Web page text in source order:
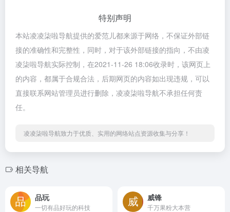
特别声明
本站凌凌柒啦导航提供的爱范儿都来源于网络，不保证外部链
接的准确性和完整性，同时，对于该外部链接的指向，不由凌
凌柒啦导航实际控制，在2021-11-26 18:06收录时，该网页上
的内容，都属于合规合法，后期网页的内容如出现违规，可以
直接联系网站管理员进行删除，凌凌柒啦导航不承担任何责
任。
凌凌柒啦导航致力于优质、实用的网络站点资源收集与分享！
相关导航
品玩
一切有品好玩的科技
威锋
千万果粉大本营